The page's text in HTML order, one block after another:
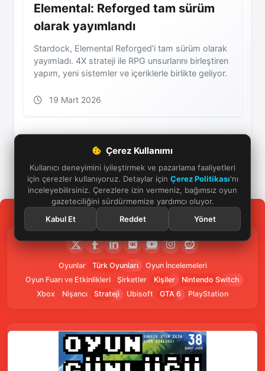
Çerez Kullanımı
Kullanıcı deneyimini iyileştirmek ve pazarlama faaliyetleri
için çerezler kullanıyoruz. Detaylar için Çerez Politikası'nı
inceleyebilirsiniz. Çerezlere izin vermeniz, bağımsız oyun
gazeteciliğini sürdürmemize yardımcı oluyor.
Kabul Et
Reddet Yönet
Elemental: Reforged tam sürüm
olarak yayımlandı
Stardock, Elemental Reforged’i tam sürüm olarak
yayımladı. 4X strateji ile RPG unsurlarını birleştiren
yapım, yeni sistemler ve içeriklerle birlikte geliyor.
19 Mart 2026
Oyunlar Türk Oyunları
Oyun İncelemeleri
Oyun Fuarı ve Etkinlikleri
Şirketler Kişiler
Nintendo Switch
Xbox
Nişancı Strateji Ubisoft GTA 6 PlayStation